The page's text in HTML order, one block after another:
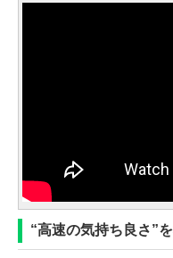
“高速の気持ち良さ”